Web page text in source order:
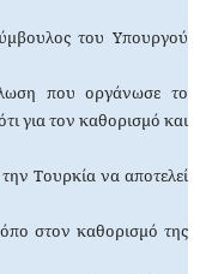
του Υπουργού
που οργάνωσε το
για τον καθορισμό και
Τουρκία να αποτελεί
στον καθορισμό της